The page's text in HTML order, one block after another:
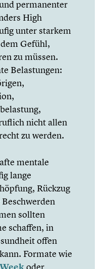
perma­nen­ter
High
unter starkem
Gefühl,
zu müssen.
Belas­tun­gen:
nicht allen
zu werden.
mentale
lange
Rückzug
sollten
schaffen, in
offen
Formate wie